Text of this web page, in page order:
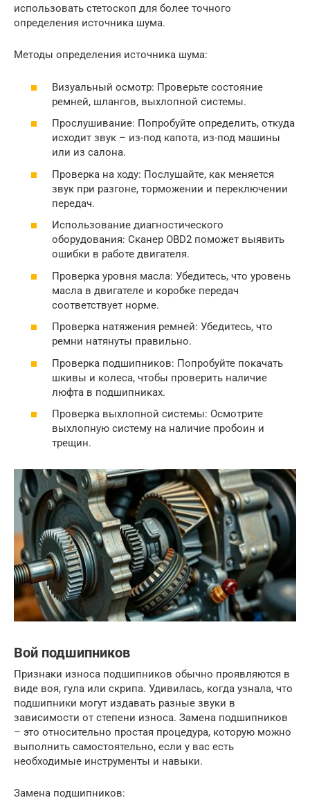
использовать стетоскоп для более точного
определения источника шума.
Методы определения источника шума:
Визуальный осмотр: Проверьте состояние
ремней, шлангов, выхлопной системы.
Прослушивание: Попробуйте определить, откуда
исходит звук – из-под капота, из-под машины
или из салона.
Проверка на ходу: Послушайте, как меняется
звук при разгоне, торможении и переключении
передач.
Использование диагностического
оборудования: Сканер OBD2 поможет выявить
ошибки в работе двигателя.
Проверка уровня масла: Убедитесь, что уровень
масла в двигателе и коробке передач
соответствует норме.
Проверка натяжения ремней: Убедитесь, что
ремни натянуты правильно.
Проверка подшипников: Попробуйте покачать
шкивы и колеса, чтобы проверить наличие
люфта в подшипниках.
Проверка выхлопной системы: Осмотрите
выхлопную систему на наличие пробоин и
трещин.
Вой подшипников
Признаки износа подшипников обычно проявляются в
виде воя, гула или скрипа. Удивилась, когда узнала, что
подшипники могут издавать разные звуки в
зависимости от степени износа. Замена подшипников
– это относительно простая процедура, которую можно
выполнить самостоятельно, если у вас есть
необходимые инструменты и навыки.
Замена подшипников: